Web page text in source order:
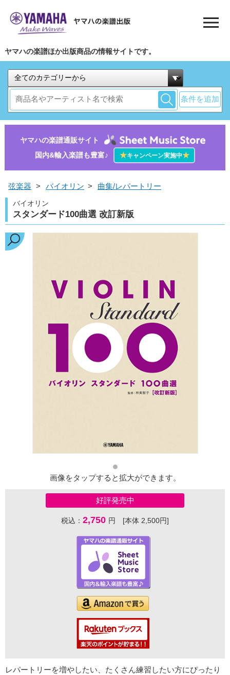
ヤマハの楽譜ほか出版商品の情報サイトです。
条件を追加
ヤマハの楽譜通販サイト
国内&輸入楽譜も豊富♪
★キャンペーン実施中★
弦楽器 > バイオリン > 曲集/レパートリー
バイオリン
スタンダード100曲選 改訂新版
画像をタップすると拡大ができます。
好評発売中
税込： 2,750 円 [本体 2,500円]
レパートリーを増やしたい、たくさん練習したい方にぴったり